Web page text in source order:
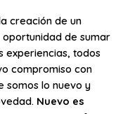
creación de un
de sumar
experiencias, todos
compromiso con
somos lo nuevo y
Nuevo es